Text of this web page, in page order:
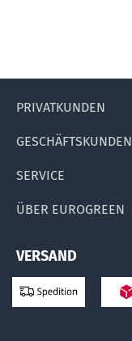
PRIVATKUNDEN
GESCHÄFTSKUNDEN
SERVICE
ÜBER EUROGREEN
VERSAND